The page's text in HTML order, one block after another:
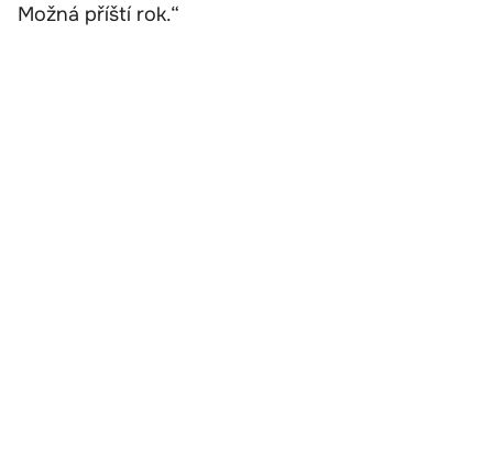
Možná příští rok.“